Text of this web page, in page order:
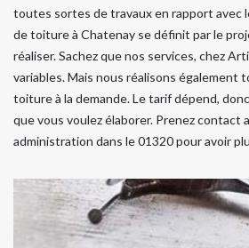
toutes sortes de travaux en rapport avec
de toiture à Chatenay se définit par le
réaliser. Sachez que nos services, chez
variables. Mais nous réalisons également
toiture à la demande. Le tarif dépend,
que vous voulez élaborer. Prenez contact
administration dans le 01320 pour avoir